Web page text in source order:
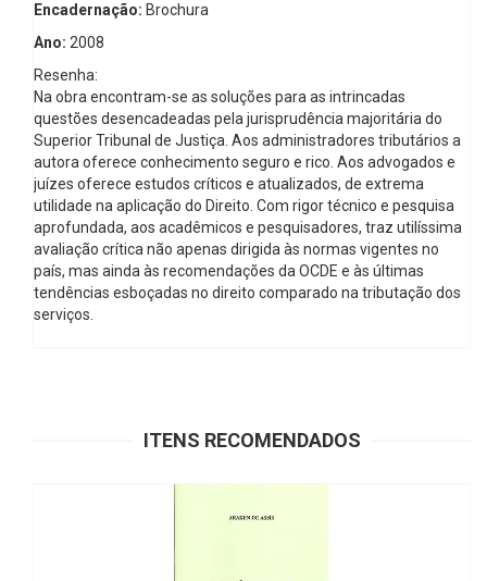
Encadernação: Brochura
Ano: 2008
Resenha:
Na obra encontram-se as soluções para as intrincadas
questões desencadeadas pela jurisprudência majoritária do
Superior Tribunal de Justiça. Aos administradores tributários a
autora oferece conhecimento seguro e rico. Aos advogados e
juízes oferece estudos críticos e atualizados, de extrema
utilidade na aplicação do Direito. Com rigor técnico e pesquisa
aprofundada, aos acadêmicos e pesquisadores, traz utilíssima
avaliação crítica não apenas dirigida às normas vigentes no
país, mas ainda às recomendações da OCDE e às últimas
tendências esboçadas no direito comparado na tributação dos
serviços.
ITENS RECOMENDADOS